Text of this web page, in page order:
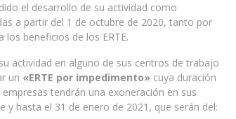
el desarrollo de su actividad como
a partir del 1 de octubre de 2020, tanto por
beneficios de los ERTE.
actividad en alguno de sus centros de trabajo
un «ERTE por impedimento» cuya duración
tendrán una exoneración en sus
y hasta el 31 de enero de 2021, que serán del: